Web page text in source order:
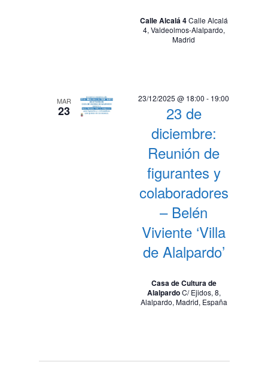
Calle Alcalá 4Calle Alcalá
4, Valdeolmos-Alalpardo,
Madrid
MAR
23
23 de
diciembre:
Reunión de
figurantes y
colaboradores
– Belén
Viviente ‘Villa
de Alalpardo’
23/12/2025 @ 18:00 - 19:00
Casa de Cultura de
AlalpardoC/ Ejidos, 8,
Alalpardo, Madrid, España